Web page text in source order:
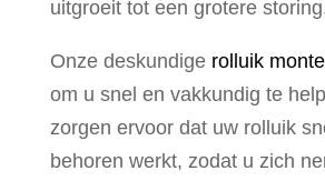
uitgroeit tot een grotere
Onze deskundige rolluik
om u snel en vakkundig te
zorgen ervoor dat uw rolluik
behoren werkt, zodat u zich